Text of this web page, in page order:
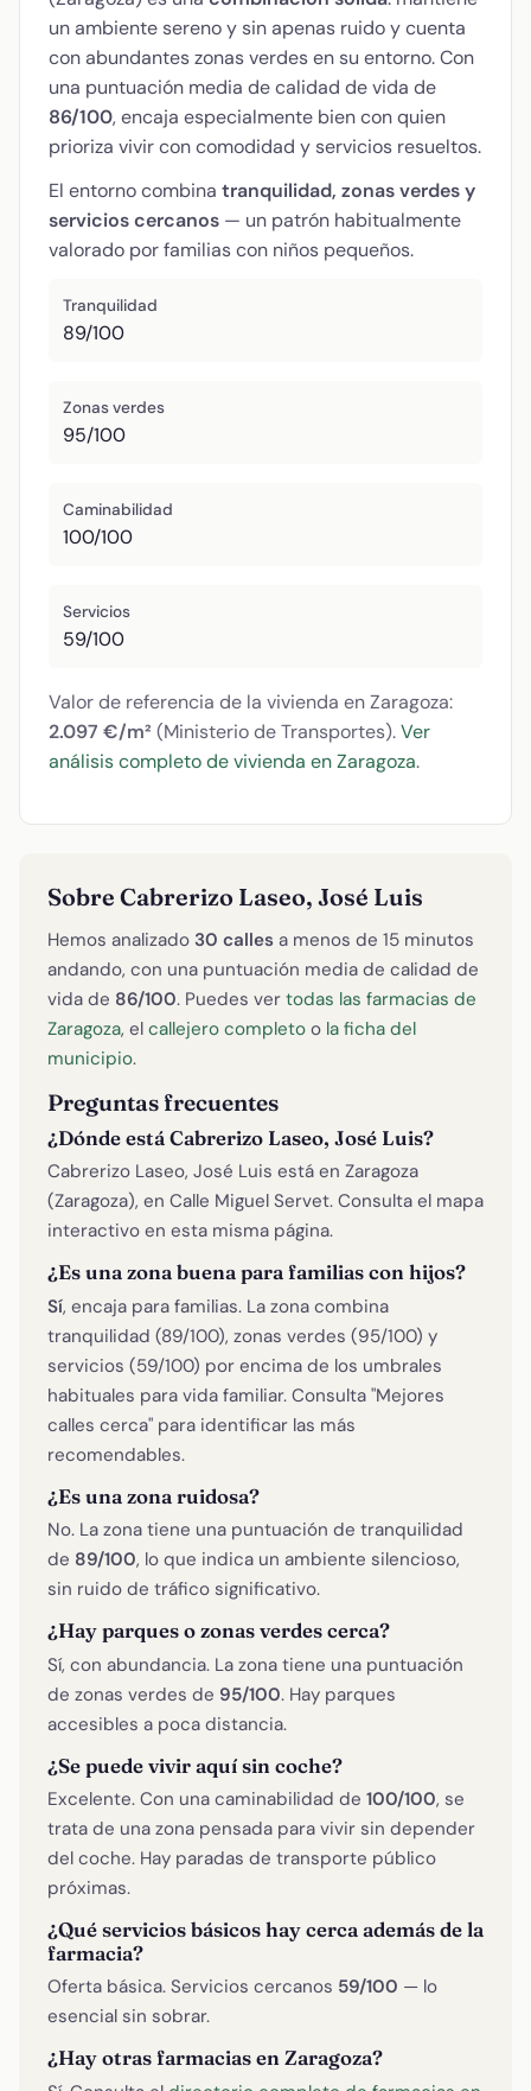
un ambiente sereno y sin apenas ruido y cuenta
con abundantes zonas verdes en su entorno. Con
una puntuación media de calidad de vida de
86/100, encaja especialmente bien con quien
prioriza vivir con comodidad y servicios resueltos.
El entorno combina tranquilidad, zonas verdes y
servicios cercanos — un patrón habitualmente
valorado por familias con niños pequeños.
Tranquilidad
89/100
Zonas verdes
95/100
Caminabilidad
100/100
Servicios
59/100
Valor de referencia de la vivienda en Zaragoza:
2.097 €/m² (Ministerio de Transportes).Ver
análisis completo de vivienda en Zaragoza.
Sobre Cabrerizo Laseo, José Luis
Hemos analizado 30 calles a menos de 15 minutos
andando, con una puntuación media de calidad de
vida de 86/100. Puedes ver todas las farmacias de
Zaragoza, el callejero completo o la ficha del
municipio.
Preguntas frecuentes
¿Dónde está Cabrerizo Laseo, José Luis?
Cabrerizo Laseo, José Luis está en Zaragoza
(Zaragoza), en Calle Miguel Servet. Consulta el mapa
interactivo en esta misma página.
¿Es una zona buena para familias con hijos?
Sí, encaja para familias. La zona combina
tranquilidad (89/100), zonas verdes (95/100) y
servicios (59/100) por encima de los umbrales
habituales para vida familiar. Consulta "Mejores
calles cerca" para identificar las más
recomendables.
¿Es una zona ruidosa?
No. La zona tiene una puntuación de tranquilidad
de 89/100, lo que indica un ambiente silencioso,
sin ruido de tráfico significativo.
¿Hay parques o zonas verdes cerca?
Sí, con abundancia. La zona tiene una puntuación
de zonas verdes de 95/100. Hay parques
accesibles a poca distancia.
¿Se puede vivir aquí sin coche?
Excelente. Con una caminabilidad de 100/100, se
trata de una zona pensada para vivir sin depender
del coche. Hay paradas de transporte público
próximas.
¿Qué servicios básicos hay cerca además de la
farmacia?
Oferta básica. Servicios cercanos 59/100 — lo
esencial sin sobrar.
¿Hay otras farmacias en Zaragoza?